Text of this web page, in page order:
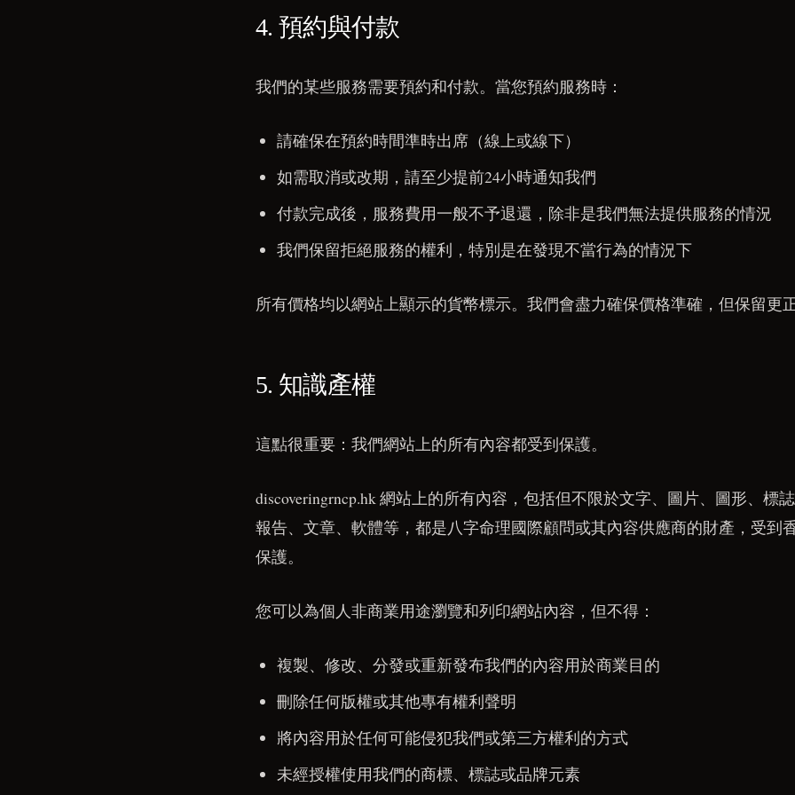
4. 預約與付款
我們的某些服務需要預約和付款。當您預約服務時：
請確保在預約時間準時出席（線上或線下）
如需取消或改期，請至少提前24小時通知我們
付款完成後，服務費用一般不予退還，除非是我們無法提供服務的情況
我們保留拒絕服務的權利，特別是在發現不當行為的情況下
所有價格均以網站上顯示的貨幣標示。我們會盡力確保價格準確，但保留更
5. 知識產權
這點很重要：我們網站上的所有內容都受到保護。
discoveringrncp.hk 網站上的所有內容，包括但不限於文字、圖片、圖形、標
報告、文章、軟體等，都是八字命理國際顧問或其內容供應商的財產，受到
保護。
您可以為個人非商業用途瀏覽和列印網站內容，但不得：
複製、修改、分發或重新發布我們的內容用於商業目的
刪除任何版權或其他專有權利聲明
將內容用於任何可能侵犯我們或第三方權利的方式
未經授權使用我們的商標、標誌或品牌元素